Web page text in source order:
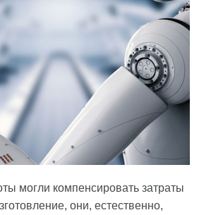
могли компенсировать затраты
они, естественно,